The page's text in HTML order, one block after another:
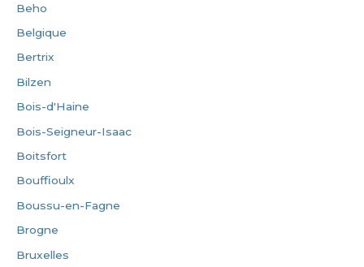
Beho
Belgique
Bertrix
Bilzen
Bois-d'Haine
Bois-Seigneur-Isaac
Boitsfort
Bouffioulx
Boussu-en-Fagne
Brogne
Bruxelles